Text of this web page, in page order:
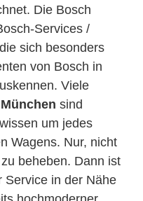
Die Bosch
Services /
sich besonders
von Bosch in
Viele
sind
um jedes
Wagens. Nur, nicht
beheben. Dann ist
Service in der Nähe